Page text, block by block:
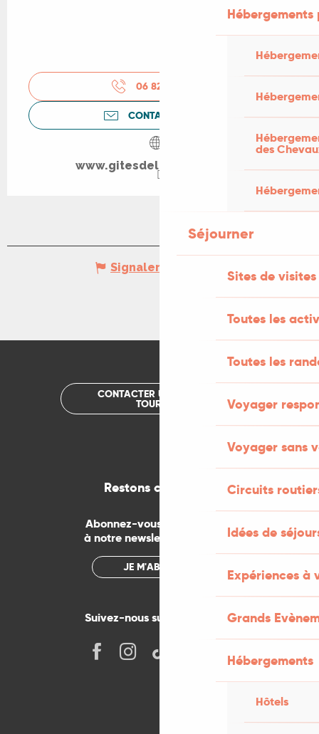
des
Séjourner
Sites de visites
Toutes les
Toutes les
Voyager
Voyager sans
Circuits
Idées de
Expériences à
Grands
Hébergements
Hôtels
06 82 45 24
CONTACTEZ-NOUS
www.gitesdelaboheme.com
Signaler une erreur
CONTACTER UN OFFICE DE
TOURISME
Restons connectés
Abonnez-vous gratuitement
à notre newsletter mensuelle
JE M'ABONNE
Suivez-nous sur les réseaux !